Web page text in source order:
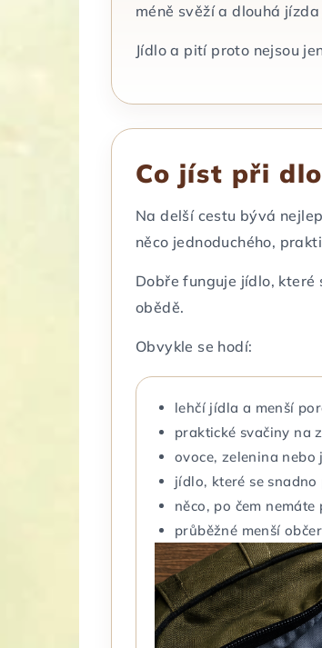
méně svěží a dlouhá
Jídlo a pití proto nejsou
Co jíst při
Na delší cestu bývá
něco jednoduchého,
Dobře funguje jídlo,
obědě.
Obvykle se hodí:
lehčí jídla a menší
praktické svačiny na
ovoce, zelenina nebo
jídlo, které se
něco, po čem
průběžné menší